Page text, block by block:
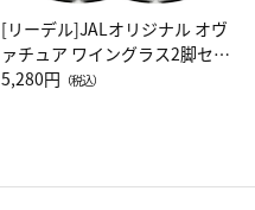
[リーデル]JALオリジナル オヴ
ァチュア ワイングラス2脚セッ
ト（レッドワイン）
5,280円 （税込）